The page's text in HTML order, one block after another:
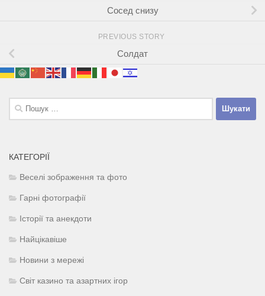
Сосед снизу
PREVIOUS STORY
Солдат
Пошук:
КАТЕГОРІЇ
Веселі зображення та фото
Гарні фотографії
Історії та анекдоти
Найцікавіше
Новини з мережі
Світ казино та азартних ігор